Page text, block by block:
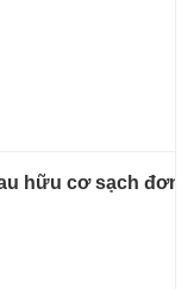
hữu cơ sạch đơn